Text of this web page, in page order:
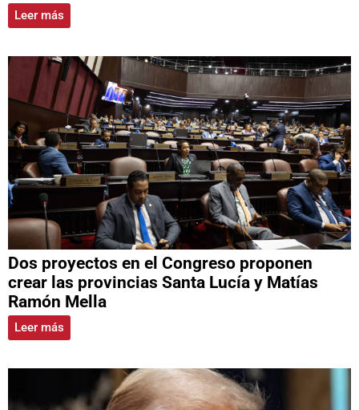
Leer más
Dos proyectos en el Congreso proponen
crear las provincias Santa Lucía y Matías
Ramón Mella
Leer más